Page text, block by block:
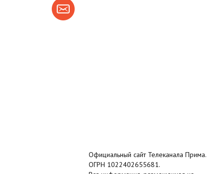
Официальный сайт Телеканала Прима.
ОГРН 1022402655681.